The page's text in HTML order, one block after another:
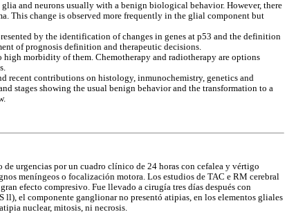
and neurons usually with a benign biological behavior. However, there
This change is observed more frequently in the glial component but
by the identification of changes in genes at p53 and the definition
of prognosis definition and therapeutic decisions.
morbidity of them. Chemotherapy and radiotherapy are options
recent contributions on histology, inmunochemistry, genetics and
stages showing the usual benign behavior and the transformation to a
urgencias por un cuadro clínico de 24 horas con cefalea y vértigo
meníngeos o focalización motora. Los estudios de TAC e RM cerebral
efecto compresivo. Fue llevado a cirugía tres días después con
el componente ganglionar no presentó atipias, en los elementos gliales
nuclear, mitosis, ni necrosis.